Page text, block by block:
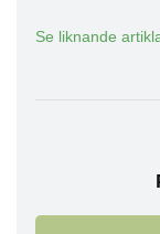
Se liknande